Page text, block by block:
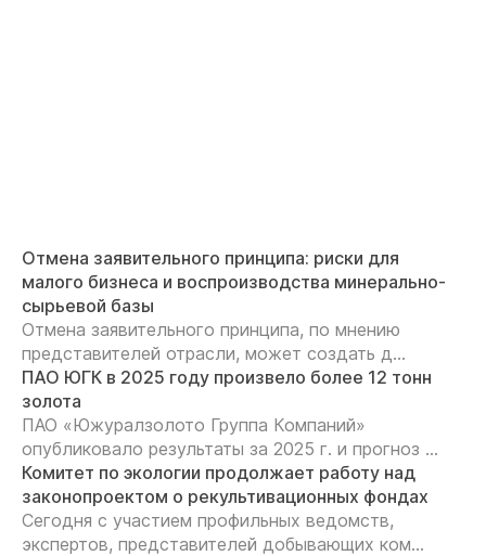
Отмена заявительного принципа: риски для
малого бизнеса и воспроизводства минерально-
сырьевой базы
Отмена заявительного принципа, по мнению
представителей отрасли, может создать д...
ПАО ЮГК в 2025 году произвело более 12 тонн
золота
ПАО «Южуралзолото Группа Компаний»
опубликовало результаты за 2025 г. и прогноз ...
Комитет по экологии продолжает работу над
законопроектом о рекультивационных фондах
Сегодня с участием профильных ведомств,
экспертов, представителей добывающих ком...